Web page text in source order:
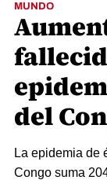
MUNDO
del
La epidemia de
Congo suma